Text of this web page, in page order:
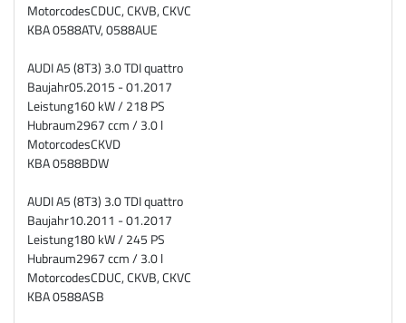
MotorcodesCDUC, CKVB, CKVC
KBA0588ATV, 0588AUE
AUDI A5 (8T3) 3.0 TDI quattro
Baujahr05.2015 - 01.2017
Leistung160 kW / 218 PS
Hubraum2967 ccm / 3.0 l
MotorcodesCKVD
KBA0588BDW
AUDI A5 (8T3) 3.0 TDI quattro
Baujahr10.2011 - 01.2017
Leistung180 kW / 245 PS
Hubraum2967 ccm / 3.0 l
MotorcodesCDUC, CKVB, CKVC
KBA0588ASB